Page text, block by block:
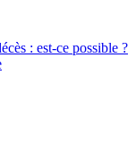
: est-ce possible ?